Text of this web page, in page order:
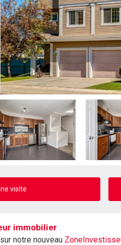
visite
immobilier
notre nouveau